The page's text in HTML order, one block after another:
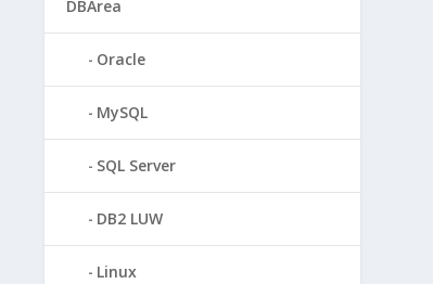
DBArea
Oracle
MySQL
SQL Server
DB2 LUW
Linux